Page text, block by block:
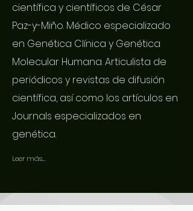
científica y científicos de César
Paz-y-Miño. Médico especializado
en Genética Clínica y Genética
Molecular Humana. Articulista de
periódicos y revistas de difusión
científica, así como los artículos en
Journals especializados en
genética.
Leer más...